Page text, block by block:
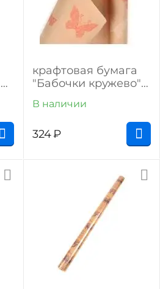
крафтовая бумага
"Бабочки кружево"
крафте)
В наличии
324₽